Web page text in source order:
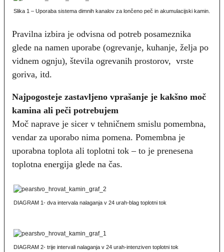
Slika 1 – Uporaba sistema dimnih kanalov za lončeno peč in akumulacijski kamin.
Pravilna izbira je odvisna od potreb posameznika
glede na namen uporabe (ogrevanje, kuhanje, želja po
vidnem ognju), števila ogrevanih prostorov, vrste
goriva, itd.
Najpogosteje zastavljeno vprašanje je kakšno moč
kamina ali peči potrebujem
Moč naprave je sicer v tehničnem smislu pomembna,
vendar za uporabo nima pomena. Pomembna je
uporabna toplota ali toplotni tok – to je prenesena
toplotna energija glede na čas.
DIAGRAM 1- dva intervala nalaganja v 24 urah-blag toplotni tok
DIAGRAM 2- trije intervali nalaganja v 24 urah-intenziven toplotni tok